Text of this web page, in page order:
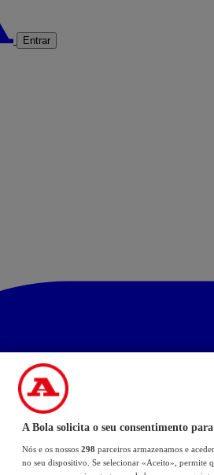
Entrar
A Bola solicita o seu consentimento
Nós e os nossos 298 parceiros armazenamos e
no seu dispositivo. Se selecionar «Aceito», permite